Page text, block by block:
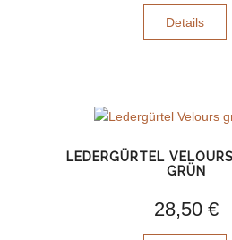
Details
LEDERGÜRTEL
GRÜN
28,50 €